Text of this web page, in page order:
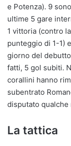
e Potenza). 9
ultime 5 gare
1 vittoria (contro
punteggio di 1-1)
giorno del
fatti, 5 gol subiti.
corallini hanno
subentrato
disputato qualche
La tattica